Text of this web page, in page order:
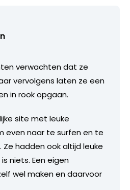
verwachten dat ze
vervolgens laten ze een
in rook opgaan.
site met leuke
even naar te surfen en te
Ze hadden ook altijd leuke
niets. Een eigen
wel maken en daarvoor